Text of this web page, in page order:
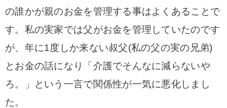
の誰かが親のお金を管理する事はよくあることで
す。私の実家では父がお金を管理していたのです
が、年に1度しか来ない叔父(私の父の実の兄弟)
とお金の話になり「介護でそんなに減らないや
ろ。」という一言で関係性が一気に悪化しまし
た。